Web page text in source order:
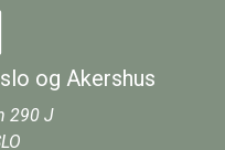
og Akershus
290 J